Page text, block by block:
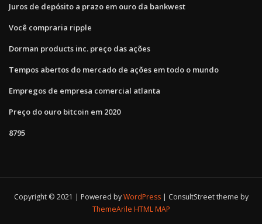
Juros de depósito a prazo em ouro da bankwest
Você compraria ripple
Dorman products inc. preço das ações
Tempos abertos do mercado de ações em todo o mundo
Empregos de empresa comercial atlanta
Preço do ouro bitcoin em 2020
8795
Copyright © 2021 | Powered byWordPress
ConsultStreet theme by
ThemeArile HTML MAP